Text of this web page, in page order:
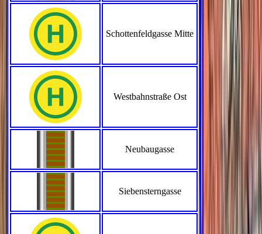
Schottenfeldgasse Mitte
Westbahnstraße Ost
Neubaugasse
Siebensterngasse